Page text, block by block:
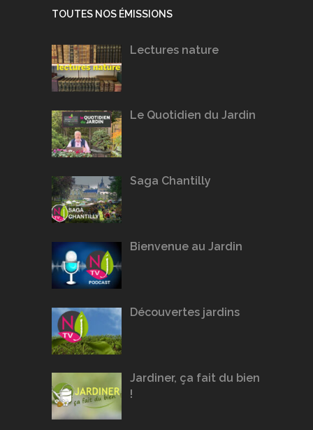
TOUTES NOS ÉMISSIONS
Lectures nature
Le Quotidien du Jardin
Saga Chantilly
Bienvenue au Jardin
Découvertes jardins
Jardiner, ça fait du bien
!